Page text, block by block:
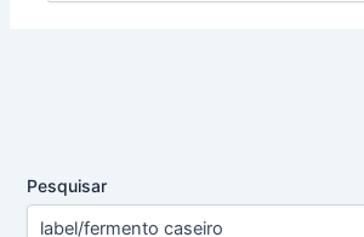
Pesquisar